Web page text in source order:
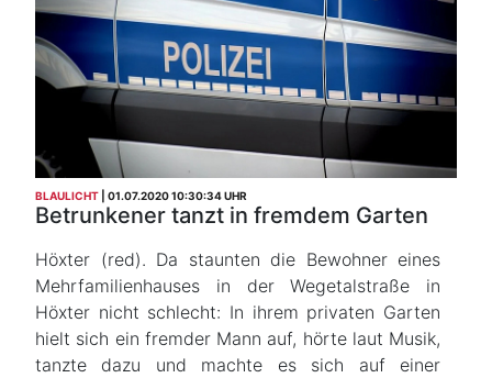
BLAULICHT 01.07.2020 10:30:34 UHR
Betrunkener tanzt in fremdem Garten
Höxter (red). Da staunten die Bewohner eines
Mehrfamilienhauses in der Wegetalstraße in
Höxter nicht schlecht: In ihrem privaten Garten
hielt sich ein fremder Mann auf, hörte laut Musik,
tanzte dazu und machte es sich auf einer